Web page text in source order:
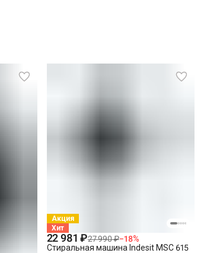
Акция
Хит
22 981 ₽27 990 ₽−18%
Стиральная машина Indesit MSC 615